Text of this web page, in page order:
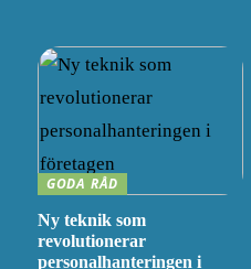
GODA RÅD
Ny teknik som
revolutionerar
personalhanteringen i